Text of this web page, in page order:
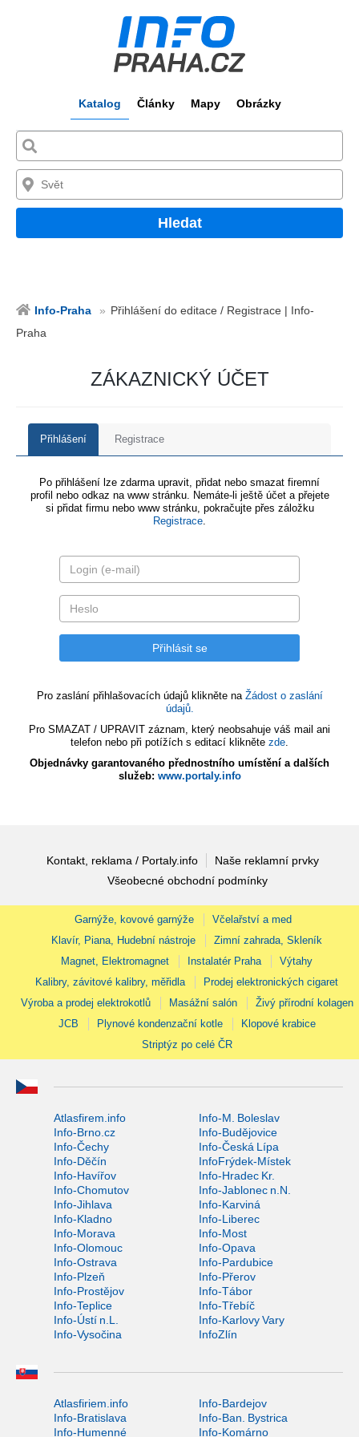
Katalog Články Mapy Obrázky
Hledat
Info-Praha
Přihlášení do editace / Registrace | Info-
Praha
ZÁKAZNICKÝ ÚČET
Přihlášení Registrace
Po přihlášení lze zdarma upravit, přidat nebo smazat firemní
profil nebo odkaz na www stránku. Nemáte-li ještě účet a přejete
si přidat firmu nebo www stránku, pokračujte přes záložku
Registrace.
Pro zaslání přihlašovacích údajů klikněte na Žádost o zaslání
údajů.
Pro SMAZAT / UPRAVIT záznam, který neobsahuje váš mail ani
telefon nebo při potížích s editací klikněte zde.
Objednávky garantovaného přednostního umístění a dalších
služeb: www.portaly.info
Kontakt, reklama / Portaly.info
Naše reklamní prvky
Všeobecné obchodní podmínky
Garnýže, kovové garnýže
Včelařství a med
Klavír, Piana, Hudební nástroje
Zimní zahrada, Skleník
Magnet, Elektromagnet
Instalatér Praha
Výtahy
Kalibry, závitové kalibry, měřidla
Prodej elektronických cigaret
Výroba a prodej elektrokotlů
Masážní salón
Živý přírodní kolagen
JCB
Plynové kondenzační kotle
Klopové krabice
Striptýz po celé ČR
Atlasfirem.info
Info-M. Boleslav
Info-Brno.cz
Info-Budějovice
Info-Čechy
Info-Česká Lípa
Info-Děčín
InfoFrýdek-Místek
Info-Havířov
Info-Hradec Kr.
Info-Chomutov
Info-Jablonec n.N.
Info-Jihlava
Info-Karviná
Info-Kladno
Info-Liberec
Info-Morava
Info-Most
Info-Olomouc
Info-Opava
Info-Ostrava
Info-Pardubice
Info-Plzeň
Info-Přerov
Info-Prostějov
Info-Tábor
Info-Teplice
Info-Třebíč
Info-Ústí n.L.
Info-Karlovy Vary
Info-Vysočina
InfoZlín
Atlasfiriem.info
Info-Bardejov
Info-Bratislava
Info-Ban. Bystrica
Info-Humenné
Info-Komárno